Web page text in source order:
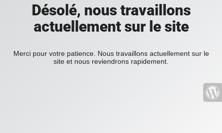
Désolé, nous travaillons
actuellement sur le site
Merci pour votre patience. Nous travaillons actuellement sur le
site et nous reviendrons rapidement.